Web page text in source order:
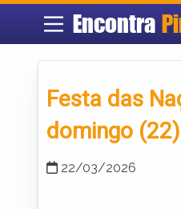
Encontra
Festa das
domingo (22)
22/03/2026